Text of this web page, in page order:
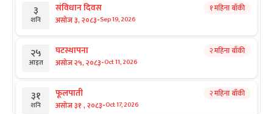
३
शनि
संविधान दिवस
असोज ३, २०८३-Sep 19, 2026
१ महिना बाँकी
२५
आइत
घटस्थापना
असोज २५, २०८३-Oct 11, 2026
२ महिना बाँकी
३१
शनि
फूलपाती
असोज ३१ , २०८३-Oct 17, 2026
२ महिना बाँकी